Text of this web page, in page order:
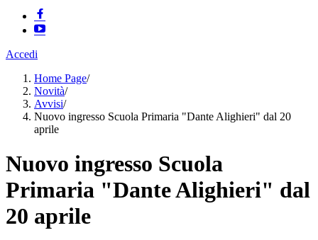
Accedi
Home Page/
Novità/
Avvisi/
Nuovo ingresso Scuola Primaria "Dante Alighieri" dal 20
aprile
Nuovo ingresso Scuola
Primaria "Dante Alighieri" dal
20 aprile